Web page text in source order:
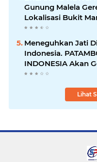
Gunung Malela
Lokalisasi Bukit
Perempuan
Diciduk Bersama
Meneguhkan Jati
Indonesia.
INDONESIA Akan
RAKERNAS II Di
Lihat